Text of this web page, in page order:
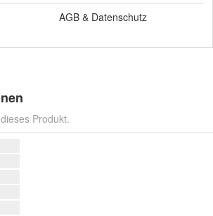
AGB & Datenschutz
Produkt.